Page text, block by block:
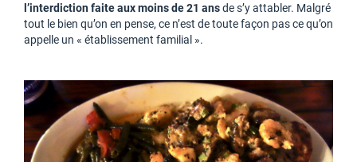
l’interdiction faite aux moins de 21 ansde s’y attabler. Malgré
tout le bien qu’on en pense, ce n’est de toute façon pas ce qu’on
appelle un « établissement familial ».